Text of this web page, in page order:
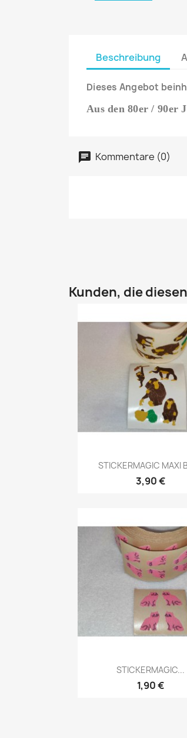
Beschreibung
Dieses Angebot
Aus den 80er / 90er
Kommentare (0)
Kunden, die
STICKERMAGIC MAXI
3,90 €
STICKERMAGIC...
1,90 €